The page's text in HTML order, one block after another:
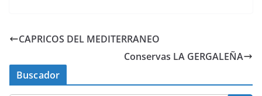
CAPRICOS DEL MEDITERRANEO
Conservas LA GERGALEÑA
Buscador